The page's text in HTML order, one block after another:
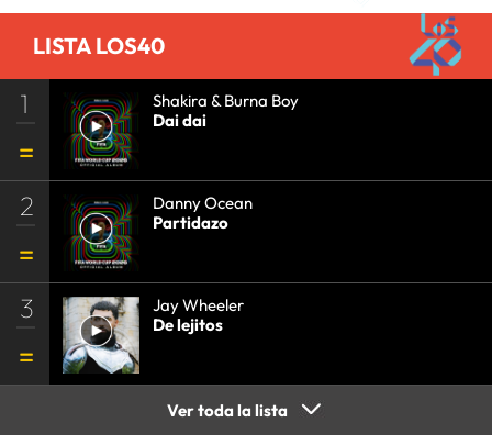
LISTA LOS40
1
Shakira & Burna Boy
Dai dai
2
Danny Ocean
Partidazo
3
Jay Wheeler
De lejitos
Ver toda la lista